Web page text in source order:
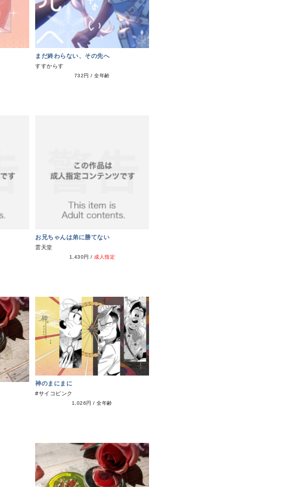
まだ終わらない、その先へ
すすからす
732円 /全年齢
お兄ちゃんは弟に勝てない
雲天堂
1,430円 / 成人指定
神のまにまに
#サイコピンク
1,026円 /全年齢